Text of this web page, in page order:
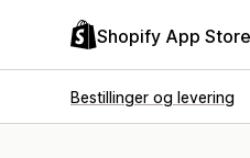
Shopify App Store
Bestillinger og levering